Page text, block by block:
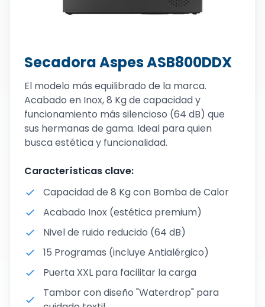
Secadora Aspes ASB800DDX
El modelo más equilibrado de la marca.
Acabado en Inox, 8 Kg de capacidad y
funcionamiento más silencioso (64 dB) que
sus hermanas de gama. Ideal para quien
busca estética y funcionalidad.
Características clave:
Capacidad de 8 Kg con Bomba de Calor
Acabado Inox (estética premium)
Nivel de ruido reducido (64 dB)
15 Programas (incluye Antialérgico)
Puerta XXL para facilitar la carga
Tambor con diseño "Waterdrop" para